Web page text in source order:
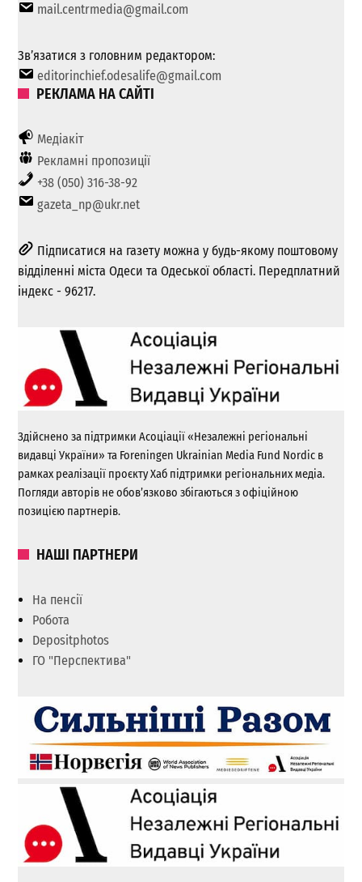
mail.centrmedia@gmail.com
Зв’язатися з головним редактором:
editorinchief.odesalife@gmail.com
РЕКЛАМА НА САЙТІ
Медіакіт
Рекламні пропозиції
+38 (050) 316-38-92
gazeta_np@ukr.net
Підписатися на газету можна у будь-якому поштовому
відділенні міста Одеси та Одеської області. Передплатний
індекс - 96217.
Здійснено за підтримки Асоціації «Незалежні регіональні
видавці України» та Foreningen Ukrainian Media Fund Nordic в
рамках реалізації проєкту Хаб підтримки регіональних медіа.
Погляди авторів не обов’язково збігаються з офіційною
позицією партнерів.
НАШІ ПАРТНЕРИ
На пенсії
Робота
Depositphotos
ГО "Перспектива"